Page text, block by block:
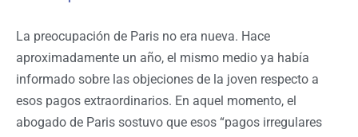
La preocupación de Paris no era nueva. Hace
aproximadamente un año, el mismo medio ya había
informado sobre las objeciones de la joven respecto a
esos pagos extraordinarios. En aquel momento, el
abogado de Paris sostuvo que esos “pagos irregulares